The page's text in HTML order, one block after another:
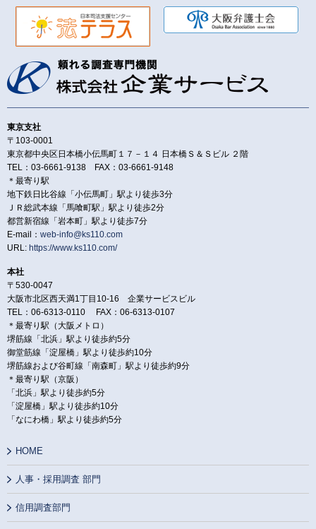
東京支社
〒103-0001
東京都中央区日本橋小伝馬町１７－１４ 日本橋Ｓ＆Ｓビル ２階
TEL：03-6661-9138 FAX：03-6661-9148
＊最寄り駅
地下鉄日比谷線「小伝馬町」駅より徒歩3分
ＪＲ総武本線「馬喰町駅」駅より徒歩2分
都営新宿線「岩本町」駅より徒歩7分
E-mail： web-info@ks110.com
URL: https://www.ks110.com/
本社
〒530-0047
大阪市北区西天満1丁目10-16 企業サービスビル
TEL：06-6313-0110 FAX：06-6313-0107
＊最寄り駅（大阪メトロ）
堺筋線「北浜」駅より徒歩約5分
御堂筋線「淀屋橋」駅より徒歩約10分
堺筋線および谷町線「南森町」駅より徒歩約9分
＊最寄り駅（京阪）
「北浜」駅より徒歩約5分
「淀屋橋」駅より徒歩約10分
「なにわ橋」駅より徒歩約5分
HOME
人事・採用調査 部門
信用調査部門